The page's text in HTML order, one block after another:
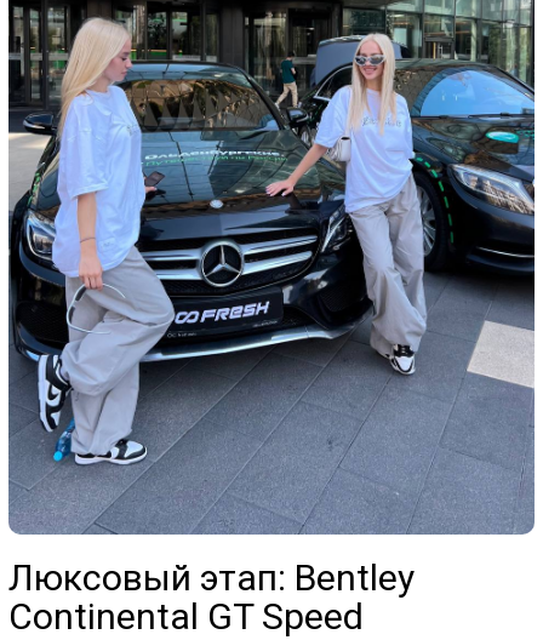
Люксовый этап: Bentley
Continental GT Speed